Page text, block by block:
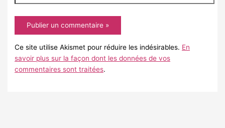
mail*
Ce site utilise Akismet pour réduire les indésirables. En
savoir plus sur la façon dont les données de vos
commentaires sont traitées.